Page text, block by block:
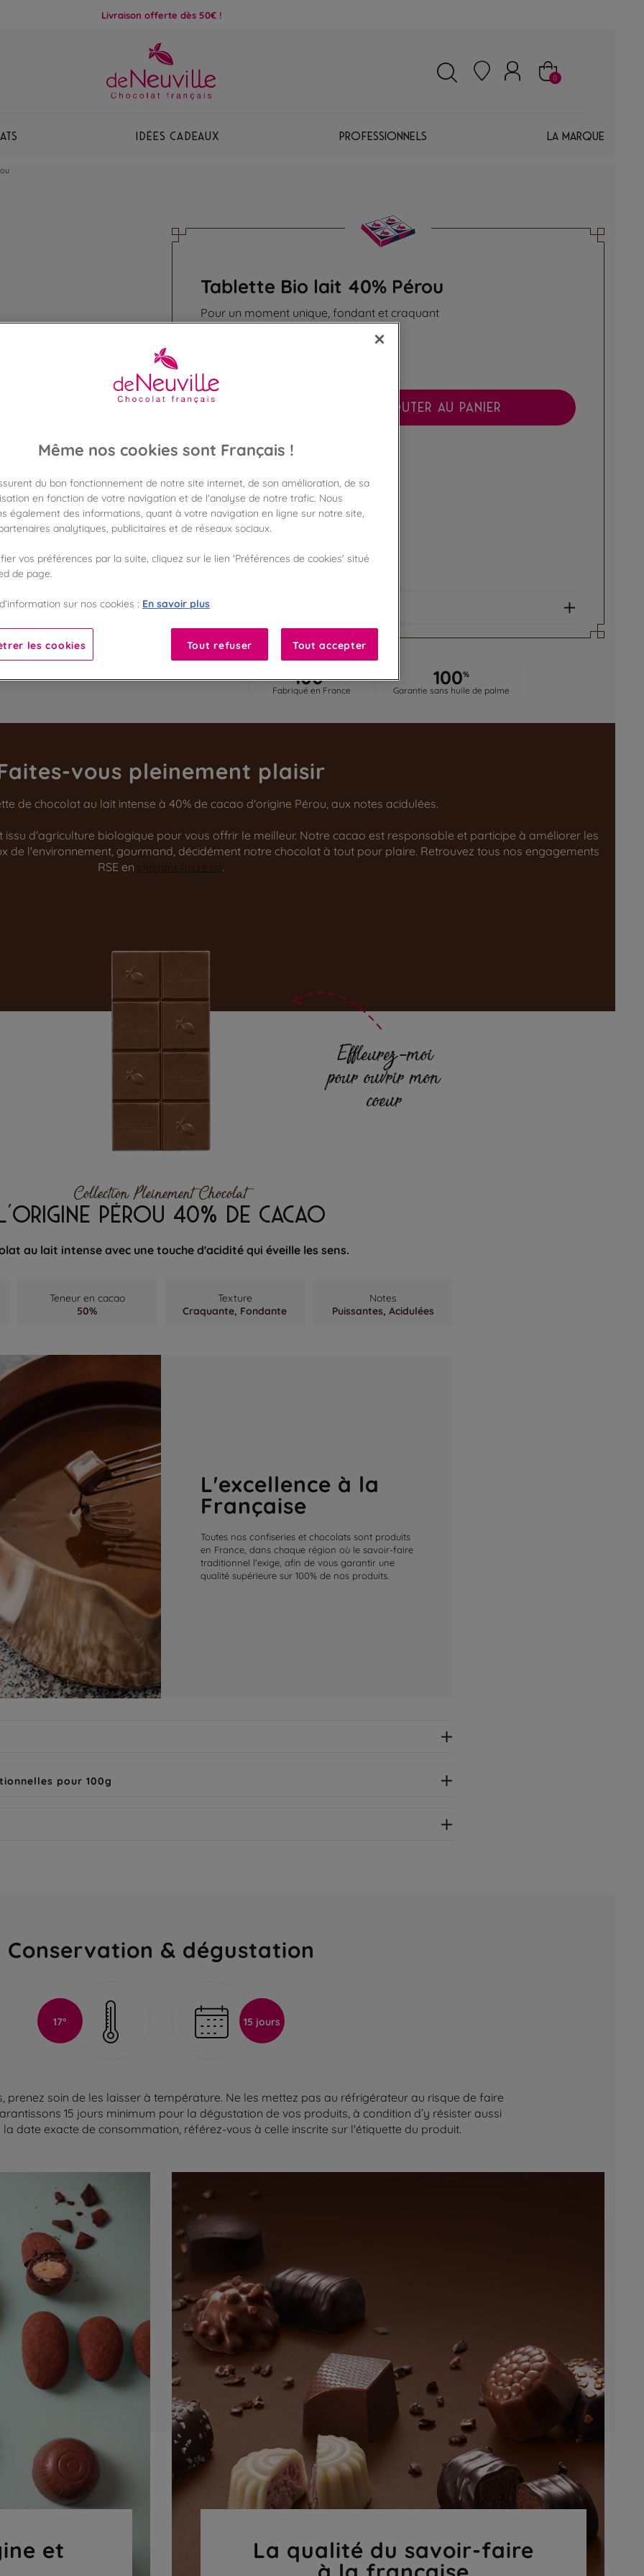
Livraison offerte dès 50€ !
0
Idées Cadeaux Professionnels La marque
Tablette Bio lait 40% Pérou
Pour un moment unique, fondant et craquant
AJOUTER AU PANIER
Disponible en boutique !
Frais de port offert
dès 50€ d'achat
avec notre programme Privilège
Liste des ingrédients et allergènes
100
Fabriqué en France 100%
Garantie sans huile de palme
vous pleinement plaisir
de chocolat au lait intense à 40% de cacao d'origine Pérou, aux notes acidulées.
d'agriculture biologique pour vous offrir le meilleur. Notre cacao est responsable et participe à améliorer les
de l'environnement, gourmand, décidément notre chocolat à tout pour plaire. Retrouvez tous nos engagements
RSE en
cliquant juste ici
Effleurez-moi
pour ouvrir mon
coeur
Collection Pleinement Chocolat
PÉROU 40% DE CACAO
au lait intense avec une touche d'acidité qui éveille les sens.
Teneur en cacao
50%
Texture
Craquante, Fondante
Notes
Puissantes, Acidulées
L'excellence à la
Française
Toutes nos confiseries et chocolats sont produits
en France, dans chaque région où le savoir-faire
traditionnel l'exige, afin de vous garantir une
qualité supérieure sur 100% de nos produits.
pour 100g
Conservation & dégustation
17° 15 jours
prenez soin de les laisser à température. Ne les mettez pas au réfrigérateur au risque de faire
15 jours minimum pour la dégustation de vos produits, à condition d’y résister aussi
date exacte de consommation, référez-vous à celle inscrite sur l'étiquette du produit.
et La qualité du savoir-faire
Même nos cookies sont Français !
du bon fonctionnement de notre site internet, de son amélioration, de sa
en fonction de votre navigation et de l'analyse de notre trafic. Nous
également des informations, quant à votre navigation en ligne sur notre site,
analytiques, publicitaires et de réseaux sociaux.
vos préférences par la suite, cliquez sur le lien 'Préférences de cookies' situé
de page.
sur nos cookies : En savoir plus
les cookies Tout refuser Tout accepter